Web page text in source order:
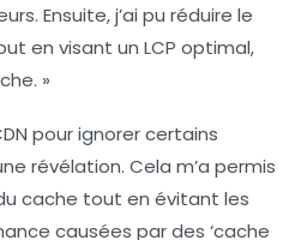
Ensuite, j’ai pu réduire le
en visant un LCP optimal,
»
pour ignorer certains
révélation. Cela m’a permis
cache tout en évitant les
causées par des ‘cache